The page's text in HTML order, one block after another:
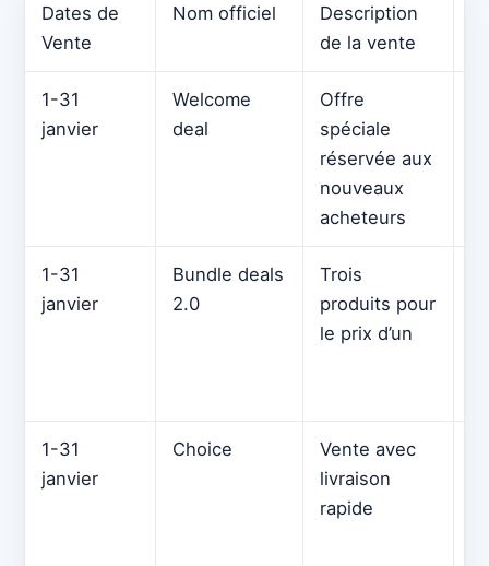
Dates de
Vente
Nom officiel
Description
de la vente
1-31
janvier
Welcome
deal
Offre
spéciale
réservée aux
nouveaux
acheteurs
1-31
janvier
Bundle deals
2.0
Trois
produits pour
le prix d’un
1-31
janvier
Choice
Vente avec
livraison
rapide